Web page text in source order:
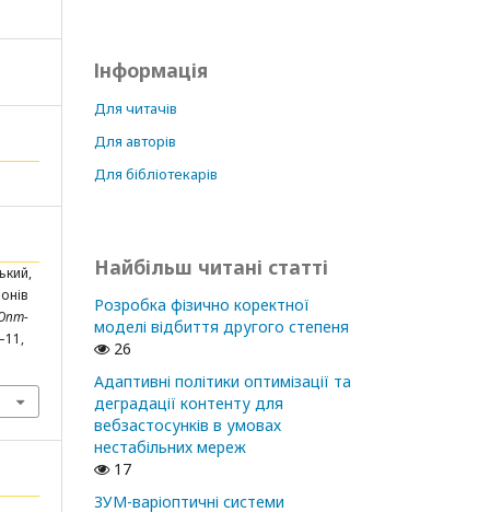
Інформація
Для читачів
Для авторів
Для бібліотекарів
Найбільш читані статті
Розробка фізично коректної
моделі відбиття другого степеня
26
Адаптивні політики оптимізації та
деградації контенту для
вебзастосунків в умовах
нестабільних мереж
17
ЗУМ-варіоптичні системи